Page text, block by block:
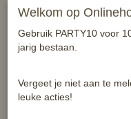
Welkom op
Gebruik PARTY10 voor
jarig bestaan.
Vergeet je niet aan te
leuke acties!